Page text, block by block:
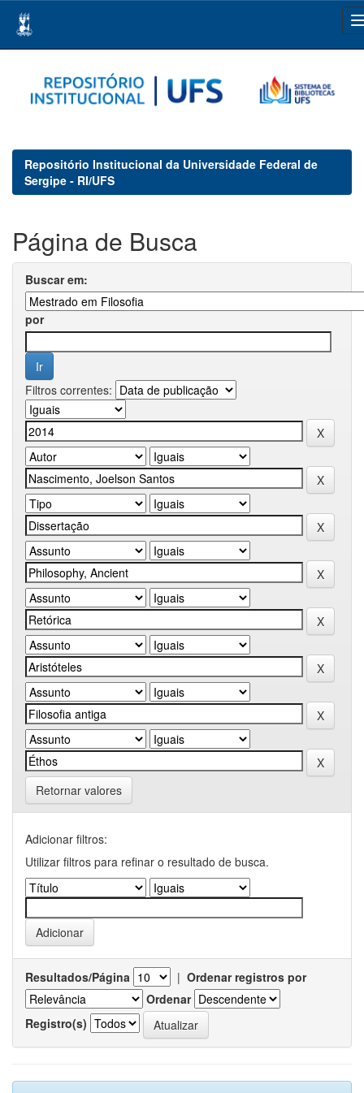
navigation
Repositório Institucional da Universidade Federal de
Sergipe - RI/UFS
Página de Busca
Buscar em:
por
Filtros correntes:
Retornar valores
Adicionar filtros:
Utilizar filtros para refinar o resultado de busca.
Resultados/Página | Ordenar registros por
Ordenar
Registro(s)